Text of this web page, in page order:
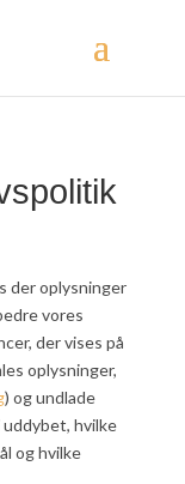
der oplysninger
vores
der vises på
oplysninger,
) og undlade
hvilke
og hvilke